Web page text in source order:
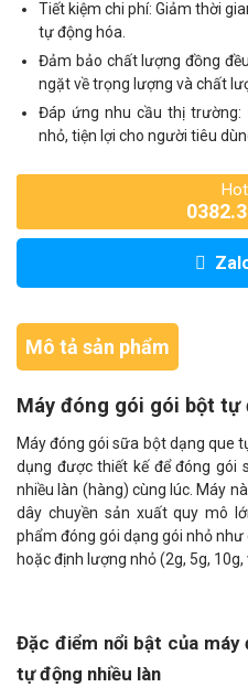
Tiết kiệm chi phí: Giảm thời
tự động hóa.
Đảm bảo chất lượng đồng
ngặt về trọng lượng và chất
Đáp ứng nhu cầu thị trường:
nhỏ, tiện lợi cho người tiêu
Mô tả sản phẩm
Máy đóng gói gói bột tự
Máy đóng gói sữa bột dạng que
dụng được thiết kế để đóng gói
nhiều làn (hàng) cùng lúc. Máy
dây chuyền sản xuất quy mô
phẩm đóng gói dạng gói nhỏ
hoặc định lượng nhỏ (2g, 5g, 10g,
Đặc điểm nổi bật của
tự động nhiều làn